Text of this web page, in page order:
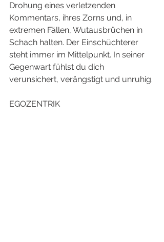
Drohung eines verletzenden
Kommentars, ihres Zorns und, in
extremen Fällen, Wutausbrüchen in
Schach halten. Der Einschüchterer
steht immer im Mittelpunkt. In seiner
Gegenwart fühlst du dich
verunsichert, verängstigt und unruhig.
EGOZENTRIK